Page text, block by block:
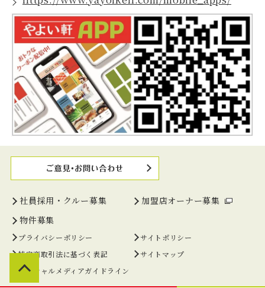
社員採用・クルー募集
加盟店オーナー募集
物件募集
プライバシーポリシー
サイトポリシー
特定商取引法に基づく表記
サイトマップ
ソーシャルメディアガイドライン